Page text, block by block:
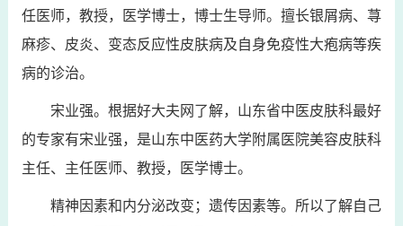
任医师，教授，医学博士，博士生导师。擅长银屑病、荨
麻疹、皮炎、变态反应性皮肤病及自身免疫性大疱病等疾
病的诊治。
宋业强。根据好大夫网了解，山东省中医皮肤科最好
的专家有宋业强，是山东中医药大学附属医院美容皮肤科
主任、主任医师、教授，医学博士。
精神因素和内分泌改变；遗传因素等。所以了解自己